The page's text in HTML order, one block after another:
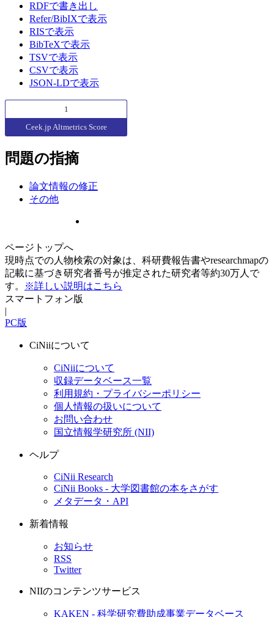
RDFで書き出し
Refer/BibIXで表示
RISで表示
BibTeXで表示
TSVで表示
CSVで表示
JSON-LDで表示
1
Ceek.jp Altmetrics Score
問題の指摘
論文情報の修正
その他
ページトップへ
現時点での人物検索の対象は、科研費報告書やresearchmapの
記載に基づき研究者番号が推定された研究者等約30万人で
す。
※詳しい説明はこちら
スマートフォン版
|
PC版
CiNiiについて
CiNiiについて
収録データベース一覧
利用規約・プライバシーポリシー
個人情報の扱いについて
お問い合わせ
国立情報学研究所 (NII)
ヘルプ
CiNii Research
CiNii Books - 大学図書館の本をさがす
メタデータ・API
新着情報
お知らせ
RSS
Twitter
NIIのコンテンツサービス
KAKEN - 科学研究費助成事業データベース